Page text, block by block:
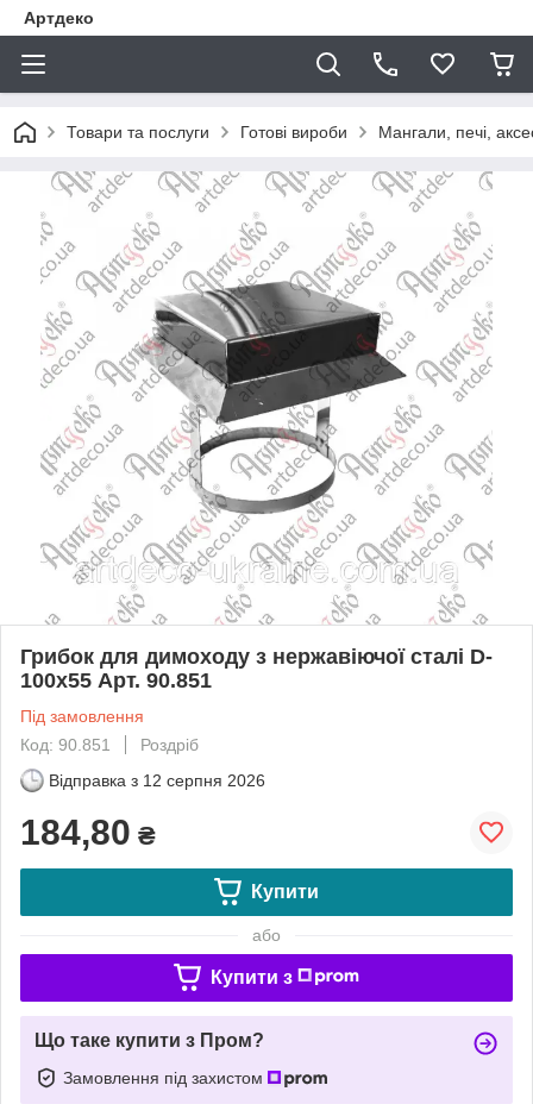
Артдеко
Товари та послуги Готові вироби Мангали, печі,
Грибок для димоходу з нержавіючої сталі D-
100х55 Арт. 90.851
Під замовлення
Код: 90.851
Роздріб
Відправка з 12 серпня 2026
184,80 ₴
Купити
або
Купити з
Що таке купити з Пром?
Замовлення під захистом